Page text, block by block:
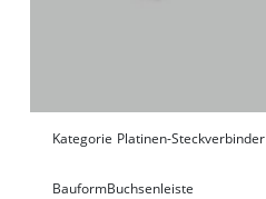
Kategorie Platinen-Steckverbinder
BauformBuchsenleiste